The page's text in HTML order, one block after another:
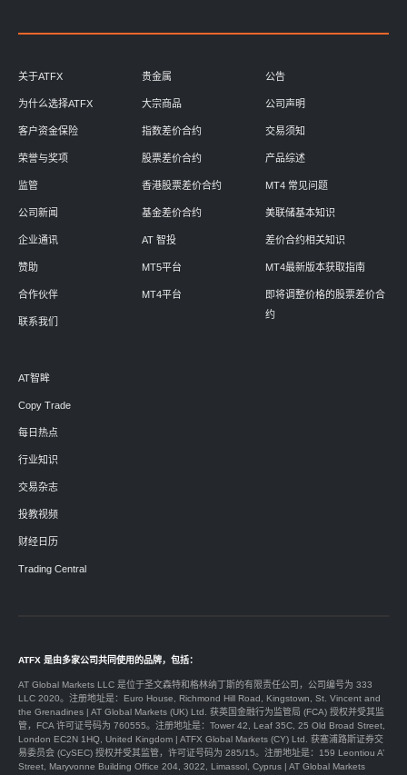
关于ATFX
为什么选择ATFX
客户资金保险
荣誉与奖项
监管
公司新闻
企业通讯
赞助
合作伙伴
联系我们
贵金属
大宗商品
指数差价合约
股票差价合约
香港股票差价合约
基金差价合约
AT 智投
MT5平台
MT4平台
公告
公司声明
交易须知
产品综述
MT4 常见问题
美联储基本知识
差价合约相关知识
MT4最新版本获取指南
即将调整价格的股票差价合
约
AT智眸
Copy Trade
每日热点
行业知识
交易杂志
投教视频
财经日历
Trading Central
ATFX 是由多家公司共同使用的品牌，包括：
AT Global Markets LLC 是位于圣文森特和格林纳丁斯的有限责任公司，公司编号为 333
LLC 2020。注册地址是：Euro House, Richmond Hill Road, Kingstown, St. Vincent and
the Grenadines | AT Global Markets (UK) Ltd. 获英国金融行为监管局 (FCA) 授权并受其监
管，FCA 许可证号码为 760555。注册地址是：Tower 42, Leaf 35C, 25 Old Broad Street,
London EC2N 1HQ, United Kingdom | ATFX Global Markets (CY) Ltd. 获塞浦路斯证券交
易委员会 (CySEC) 授权并受其监管，许可证号码为 285/15。注册地址是：159 Leontiou A’
Street, Maryvonne Building Office 204, 3022, Limassol, Cyprus | AT Global Markets